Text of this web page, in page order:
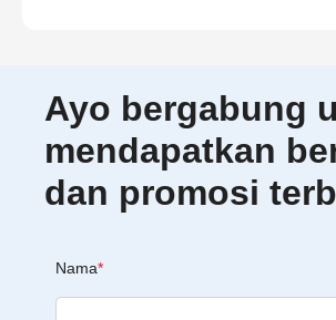
Ayo bergabung
mendapatkan
dan promosi
Nama*